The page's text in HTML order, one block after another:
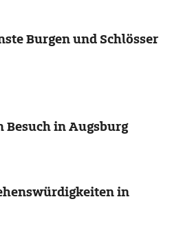
Burgen und Schlösser
Besuch in Augsburg
in